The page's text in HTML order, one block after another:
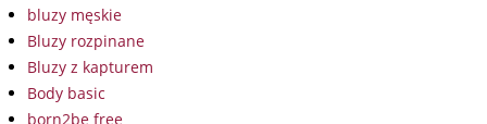
bluzy męskie
Bluzy rozpinane
Bluzy z kapturem
Body basic
born2be free